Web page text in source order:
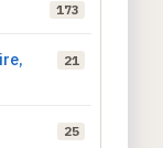
173
21
25